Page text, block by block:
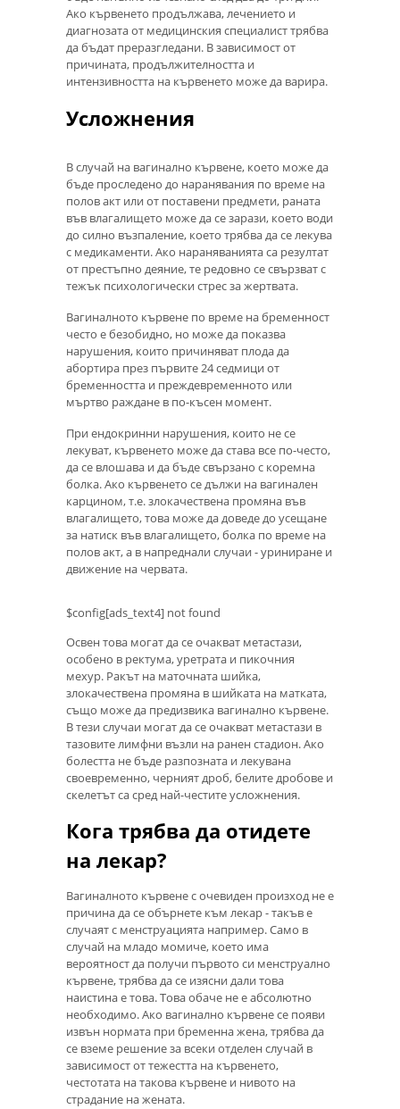
Ако кървенето продължава, лечението и
диагнозата от медицинския специалист трябва
да бъдат преразгледани. В зависимост от
причината, продължителността и
интензивността на кървенето може да варира.
Усложнения
В случай на вагинално кървене, което може да
бъде проследено до наранявания по време на
полов акт или от поставени предмети, раната
във влагалището може да се зарази, което води
до силно възпаление, което трябва да се лекува
с медикаменти. Ако нараняванията са резултат
от престъпно деяние, те редовно се свързват с
тежък психологически стрес за жертвата.
Вагиналното кървене по време на бременност
често е безобидно, но може да показва
нарушения, които причиняват плода да
абортира през първите 24 седмици от
бременността и преждевременното или
мъртво раждане в по-късен момент.
При ендокринни нарушения, които не се
лекуват, кървенето може да става все по-често,
да се влошава и да бъде свързано с коремна
болка. Ако кървенето се дължи на вагинален
карцином, т.е. злокачествена промяна във
влагалището, това може да доведе до усещане
за натиск във влагалището, болка по време на
полов акт, а в напреднали случаи - уриниране и
движение на червата.
$config[ads_text4] not found
Освен това могат да се очакват метастази,
особено в ректума, уретрата и пикочния
мехур. Ракът на маточната шийка,
злокачествена промяна в шийката на матката,
също може да предизвика вагинално кървене.
В тези случаи могат да се очакват метастази в
тазовите лимфни възли на ранен стадион. Ако
болестта не бъде разпозната и лекувана
своевременно, черният дроб, белите дробове и
скелетът са сред най-честите усложнения.
Кога трябва да отидете
на лекар?
Вагиналното кървене с очевиден произход не е
причина да се обърнете към лекар - такъв е
случаят с менструацията например. Само в
случай на младо момиче, което има
вероятност да получи първото си менструално
кървене, трябва да се изясни дали това
наистина е това. Това обаче не е абсолютно
необходимо. Ако вагинално кървене се появи
извън нормата при бременна жена, трябва да
се вземе решение за всеки отделен случай в
зависимост от тежестта на кървенето,
честотата на такова кървене и нивото на
страдание на жената.